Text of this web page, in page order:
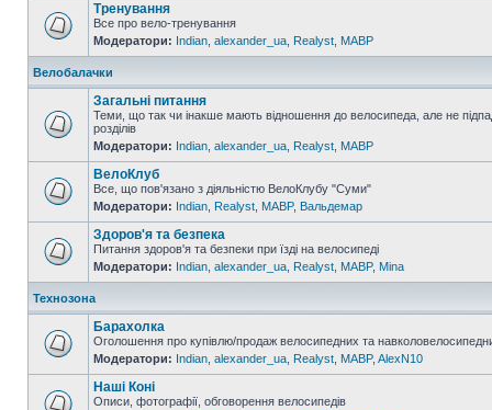
Тренування
Все про вело-тренування
Модератори: Indian alexander_ua Realyst MABP
Велобалачки
Загальні питання
Теми, що так чи інакше мають відношення до велосипеда, але не
розділів
Модератори: Indian alexander_ua Realyst MABP
ВелоКлуб
Все, що пов'язано з діяльністю ВелоКлубу "Суми"
Модератори: Indian Realyst MABP, Вальдемар
Здоров'я та безпека
Питання здоров'я та безпеки при їзді на велосипеді
Модератори: Indian alexander_ua Realyst MABP, Mina
Технозона
Барахолка
Оголошення про купівлю/продаж велосипедних та
Модератори: Indian alexander_ua Realyst MABP, AlexN10
Наші Коні
Описи, фотографії, обговорення велосипедів